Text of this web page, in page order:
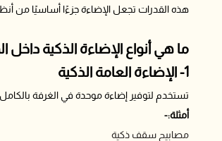
هذه القدرات تجعل الإضاءة جزءًا أساسيًا من
ما هي أنواع الإضاءة الذكية داخل
1- الإضاءة العامة الذكية
تستخدم لتوفير إضاءة موحدة في الغرفة
أمثلة:-
مصابيح سقف ذكية